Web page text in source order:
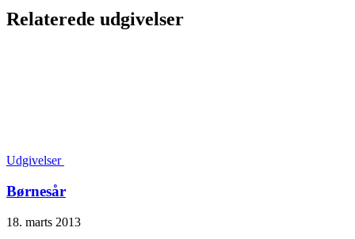
Relaterede udgivelser
Udgivelser
Børnesår
18. marts 2013